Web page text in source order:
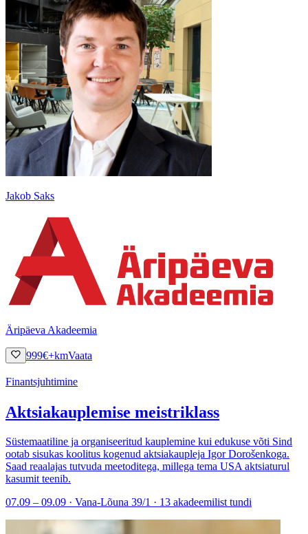
Jakob Saks
Äripäeva Akadeemia
999€+kmVaata
Finantsjuhtimine
Aktsiakauplemise meistriklass
Süstemaatiline ja organiseeritud kauplemine kui edukuse võti Sind
ootab sisukas koolitus kogenud aktsiakaupleja Igor Dorošenkoga.
Saad reaalajas tutvuda meetoditega, millega tema USA aktsiaturul
kasumit teenib.
07.09 – 09.09 · Vana-Lõuna 39/1 · 13 akadeemilist tundi